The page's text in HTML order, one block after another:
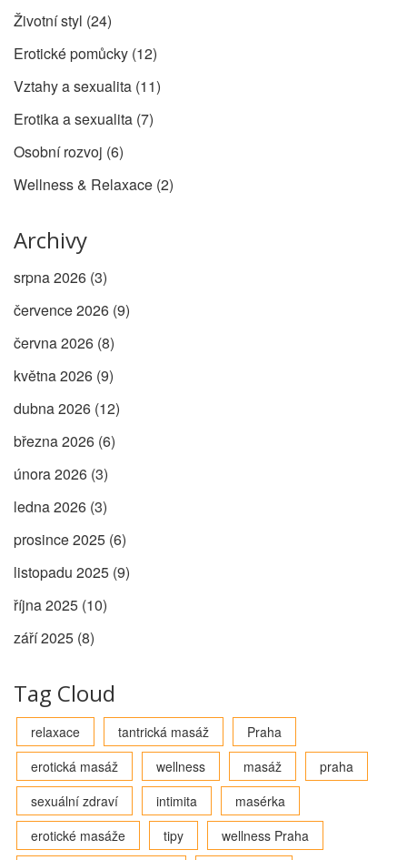
Životní styl (24)
Erotické pomůcky (12)
Vztahy a sexualita (11)
Erotika a sexualita (7)
Osobní rozvoj (6)
Wellness & Relaxace (2)
Archivy
srpna 2026 (3)
července 2026 (9)
června 2026 (8)
května 2026 (9)
dubna 2026 (12)
března 2026 (6)
února 2026 (3)
ledna 2026 (3)
prosince 2025 (6)
listopadu 2025 (9)
října 2025 (10)
září 2025 (8)
Tag Cloud
relaxace tantrická masáž
Praha
erotická masáž
wellness masáž
praha
sexuální zdraví
intimita
masérka
erotické masáže
tipy
wellness Praha